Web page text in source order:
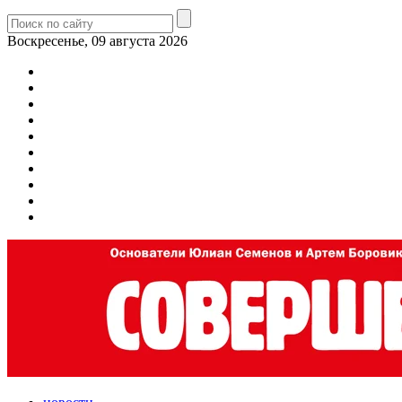
Воскресенье, 09 августа 2026